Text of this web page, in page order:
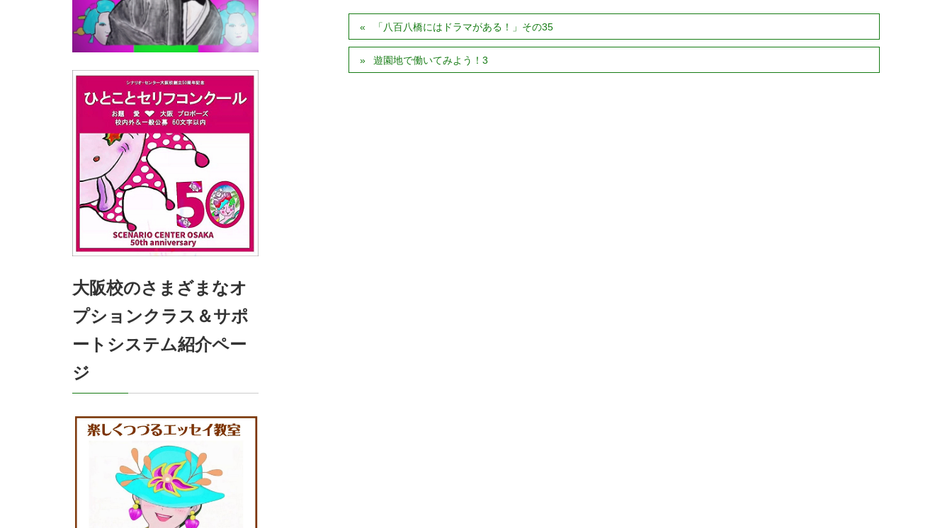
「八百八橋にはドラマがある！」その35
遊園地で働いてみよう！3
大阪校のさまざまなオ
プションクラス＆サポ
ートシステム紹介ペー
ジ